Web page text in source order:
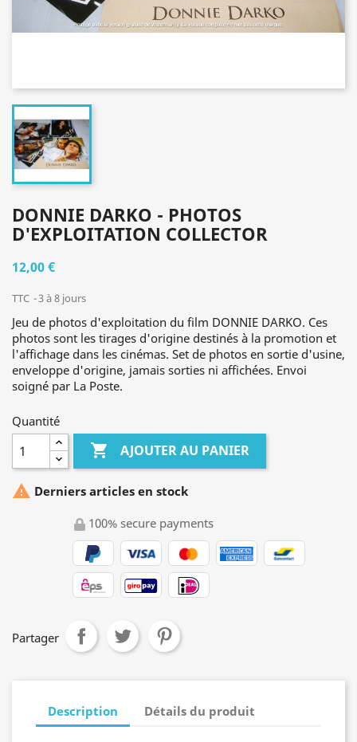
DONNIE DARKO - PHOTOS
D'EXPLOITATION COLLECTOR
12,00 €
TTC 3 à 8 jours
Jeu de photos d'exploitation du film DONNIE DARKO. Ces
photos sont les tirages d'origine destinés à la promotion et
l'affichage dans les cinémas. Set de photos en sortie d'usine,
enveloppe d'origine, jamais sorties ni affichées. Envoi
soigné par La Poste.
Quantité
 AJOUTER AU PANIER
 Derniers articles en stock
100% secure payments
Partager
Description Détails du produit